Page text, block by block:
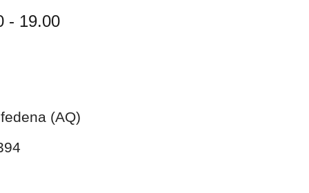
- 19.00
(AQ)